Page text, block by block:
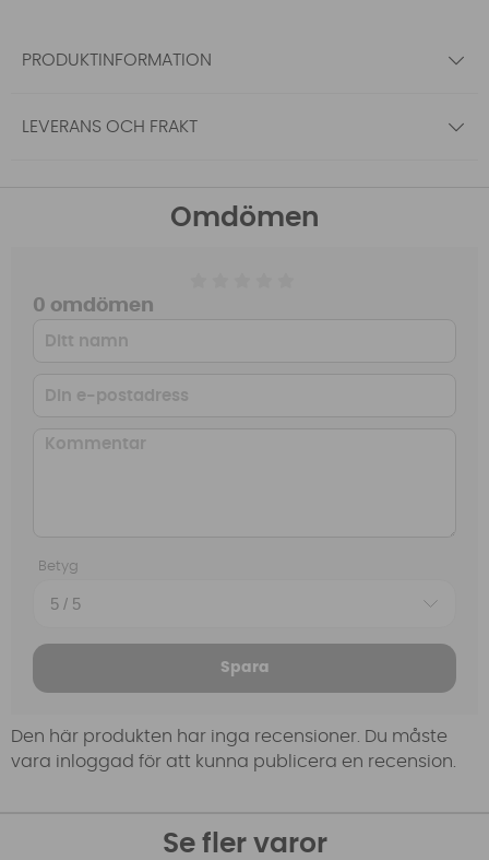
PRODUKTINFORMATION
LEVERANS OCH FRAKT
Omdömen
0 omdömen
Betyg
Spara
Den här produkten har inga recensioner. Du måste
vara inloggad för att kunna publicera en recension.
Se fler varor